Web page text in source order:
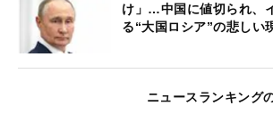
け」…中国に値切られ、
る“大国ロシア”の悲しい
ニュースランキング